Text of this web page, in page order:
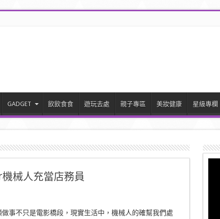
GADGET 飲飲食食 遊玩去處 親子專區 美妝健康 星級專欄
械人充當店務員
事不只是電影橋段，現實生活中，機械人的確幫我們處